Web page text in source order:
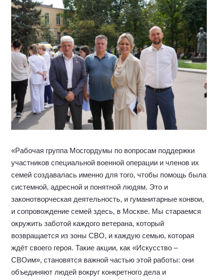
«Рабочая группа Мосгордумы по вопросам поддержки
участников специальной военной операции и членов их
семей создавалась именно для того, чтобы помощь была
системной, адресной и понятной людям. Это и
законотворческая деятельность, и гуманитарные конвои,
и сопровождение семей здесь, в Москве. Мы стараемся
окружить заботой каждого ветерана, который
возвращается из зоны СВО, и каждую семью, которая
ждёт своего героя. Такие акции, как «Искусство –
СВОим», становятся важной частью этой работы: они
объединяют людей вокруг конкретного дела и